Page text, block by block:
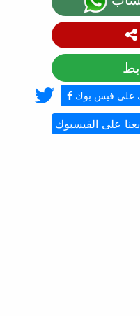
على فيس بوك
على الفيسبوك